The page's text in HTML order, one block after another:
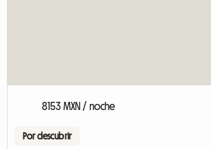
8153 MXN / noche
Por descubrir